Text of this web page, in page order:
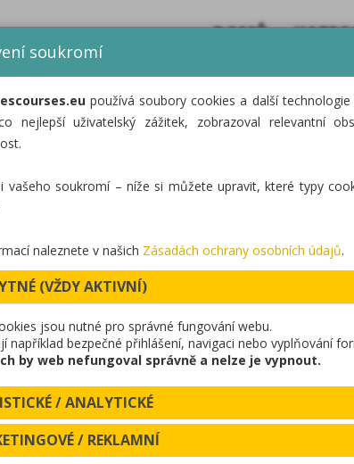
DOMŮ
VE SKALKA FAMILY
soukromí
používá soubory cookies a další
nejlepší uživatelský zážitek, zobrazoval relevantní
vašeho soukromí – níže si můžete upravit, které typy
naleznete v našich Zásadách ochrany osobních údajů.
(VŽDY AKTIVNÍ)
jsou nutné pro správné fungování webu.
například bezpečné přihlášení, navigaci nebo vyplňování
by web nefungoval správně a nelze je vypnout.
/ ANALYTICKÉ
/ REKLAMNÍ